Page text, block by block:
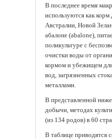
В последнее время
используются как
Австралии, Новой
абалоне (abalone),
поликультуре с
очистки воды от
кормом и убежищем
вод, загрязненных
металлами.
В представленной
добычи, методах
(из 134 родов) в 60
В таблице приводятся